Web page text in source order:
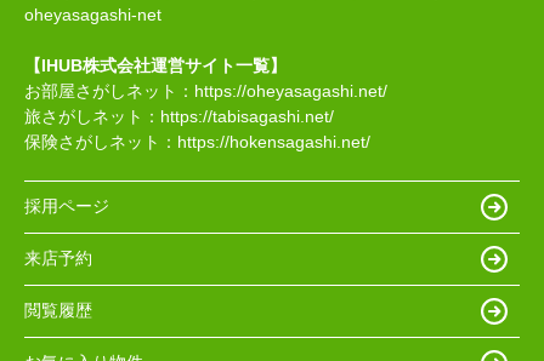
oheyasagashi-net
【IHUB株式会社運営サイト一覧】
お部屋さがしネット： https://oheyasagashi.net/
旅さがしネット： https://tabisagashi.net/
保険さがしネット： https://hokensagashi.net/
採用ページ
来店予約
閲覧履歴